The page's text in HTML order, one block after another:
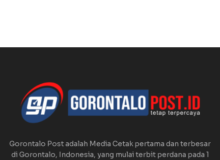
Gorontalo Post adalah Media Cetak pertama dan terbesar
di Gorontalo, Indonesia, yang mulai terbit perdana pada 1